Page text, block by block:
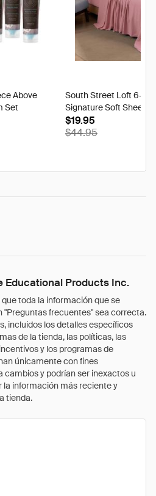
Above
Set
South Street Loft 6-
Signature Soft Sheet
Ikat - Twin
$19.95
$44.95
Educational Products Inc.
toda la información que se
"Preguntas frecuentes" sea correcta.
incluidos los detalles específicos
de la tienda, las políticas, las
y los programas de
únicamente con fines
cambios y podrían ser inexactos u
la información más reciente y
tienda.